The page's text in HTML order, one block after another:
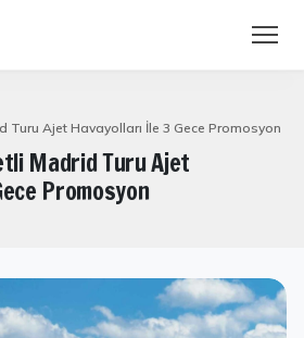
Turu Ajet Havayolları İle 3 Gece Promosyon
Madrid Turu Ajet
Promosyon